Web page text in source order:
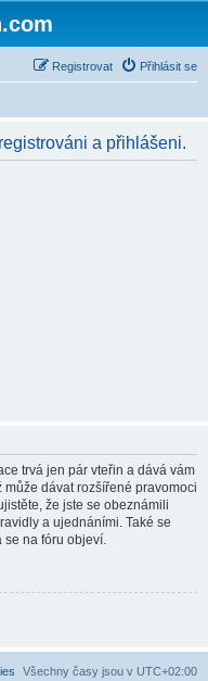
Přihlásit se
Registrovat
a přihlášeni.
trvá jen pár vteřin a dává vám
dávat rozšířené pravomoci
že jste se obeznámili
a ujednáními. Také se
na fóru objeví.
Všechny časy jsou v UTC+02:00